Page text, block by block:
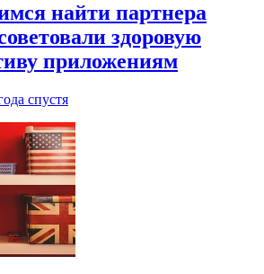
найти партнера
здоровую
приложениям
спустя